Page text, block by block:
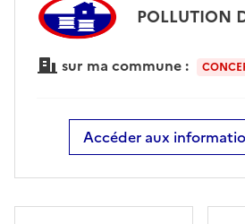
POLLUTION
sur ma commune :
Accéder aux